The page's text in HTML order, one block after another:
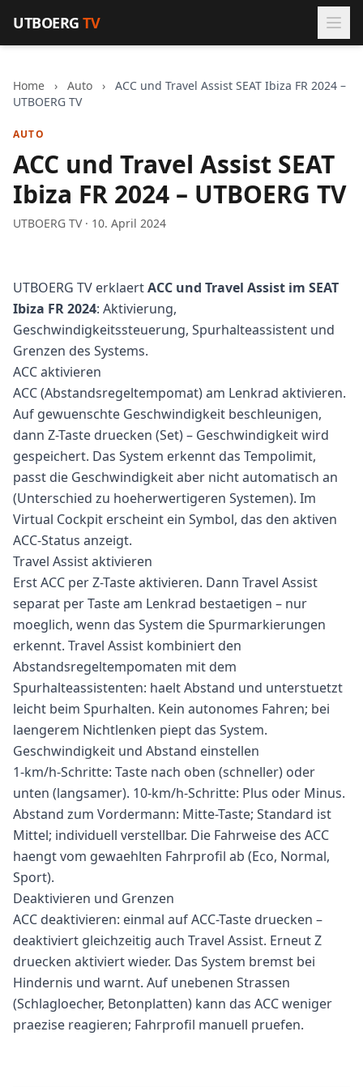
UTBOERGTV
Home › Auto ›
ACC und Travel Assist SEAT Ibiza FR 2024 –
UTBOERG TV
AUTO
ACC und Travel Assist SEAT
Ibiza FR 2024 – UTBOERG TV
UTBOERG TV · 10. April 2024
UTBOERG TV erklaertACC und Travel Assist im SEAT
Ibiza FR 2024: Aktivierung,
Geschwindigkeitssteuerung, Spurhalteassistent und
Grenzen des Systems.
ACC aktivieren
ACC (Abstandsregeltempomat) am Lenkrad aktivieren.
Auf gewuenschte Geschwindigkeit beschleunigen,
dann Z-Taste druecken (Set) – Geschwindigkeit wird
gespeichert. Das System erkennt das Tempolimit,
passt die Geschwindigkeit aber nicht automatisch an
(Unterschied zu hoeherwertigeren Systemen). Im
Virtual Cockpit erscheint ein Symbol, das den aktiven
ACC-Status anzeigt.
Travel Assist aktivieren
Erst ACC per Z-Taste aktivieren. Dann Travel Assist
separat per Taste am Lenkrad bestaetigen – nur
moeglich, wenn das System die Spurmarkierungen
erkennt. Travel Assist kombiniert den
Abstandsregeltempomaten mit dem
Spurhalteassistenten: haelt Abstand und unterstuetzt
leicht beim Spurhalten. Kein autonomes Fahren; bei
laengerem Nichtlenken piept das System.
Geschwindigkeit und Abstand einstellen
1-km/h-Schritte: Taste nach oben (schneller) oder
unten (langsamer). 10-km/h-Schritte: Plus oder Minus.
Abstand zum Vordermann: Mitte-Taste; Standard ist
Mittel; individuell verstellbar. Die Fahrweise des ACC
haengt vom gewaehlten Fahrprofil ab (Eco, Normal,
Sport).
Deaktivieren und Grenzen
ACC deaktivieren: einmal auf ACC-Taste druecken –
deaktiviert gleichzeitig auch Travel Assist. Erneut Z
druecken aktiviert wieder. Das System bremst bei
Hindernis und warnt. Auf unebenen Strassen
(Schlagloecher, Betonplatten) kann das ACC weniger
praezise reagieren; Fahrprofil manuell pruefen.